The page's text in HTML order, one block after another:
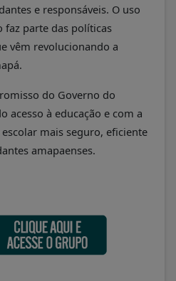
e responsáveis. O uso
faz parte das políticas
vêm revolucionando a
do Governo do
acesso à educação e com a
mais seguro, eficiente
amapaenses.